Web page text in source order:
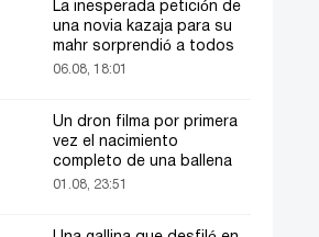
La inesperada petición de
una novia kazaja para su
mahr sorprendió a todos
06.08, 18:01
Un dron filma por primera
vez el nacimiento
completo de una ballena
01.08, 23:51